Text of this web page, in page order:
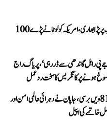
ٹیرف کا کھیل خود ٹرمپ پر پڑا بھاری، امریکہ کو لوٹانے پڑے 100
پی راہل گاندھی سے ڈر رہی‘، پریاگ راج
ہونے پر کانگریس کا سخت ردعمل
ہیروشیما پر ایٹمی حملے کی 81ویں برسی، جاپان نے دہرائی عالمی امن اور
خاتمے کی اپیل